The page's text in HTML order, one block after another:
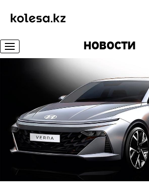
НОВОСТИ